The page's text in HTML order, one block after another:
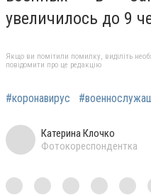
увеличилось до 9
Якщо ви помітили помилку, виділіть
повідомити про це редакцію
#коронавирус
Катерина Клочко
Фотокореспондентка